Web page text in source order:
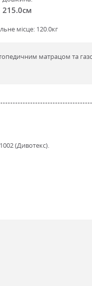
215.0см
місце: 120.0кг
матрацом та
(Дивотекс).